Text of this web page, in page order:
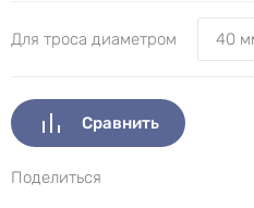
Для троса диаметром
Сравнить
Поделиться